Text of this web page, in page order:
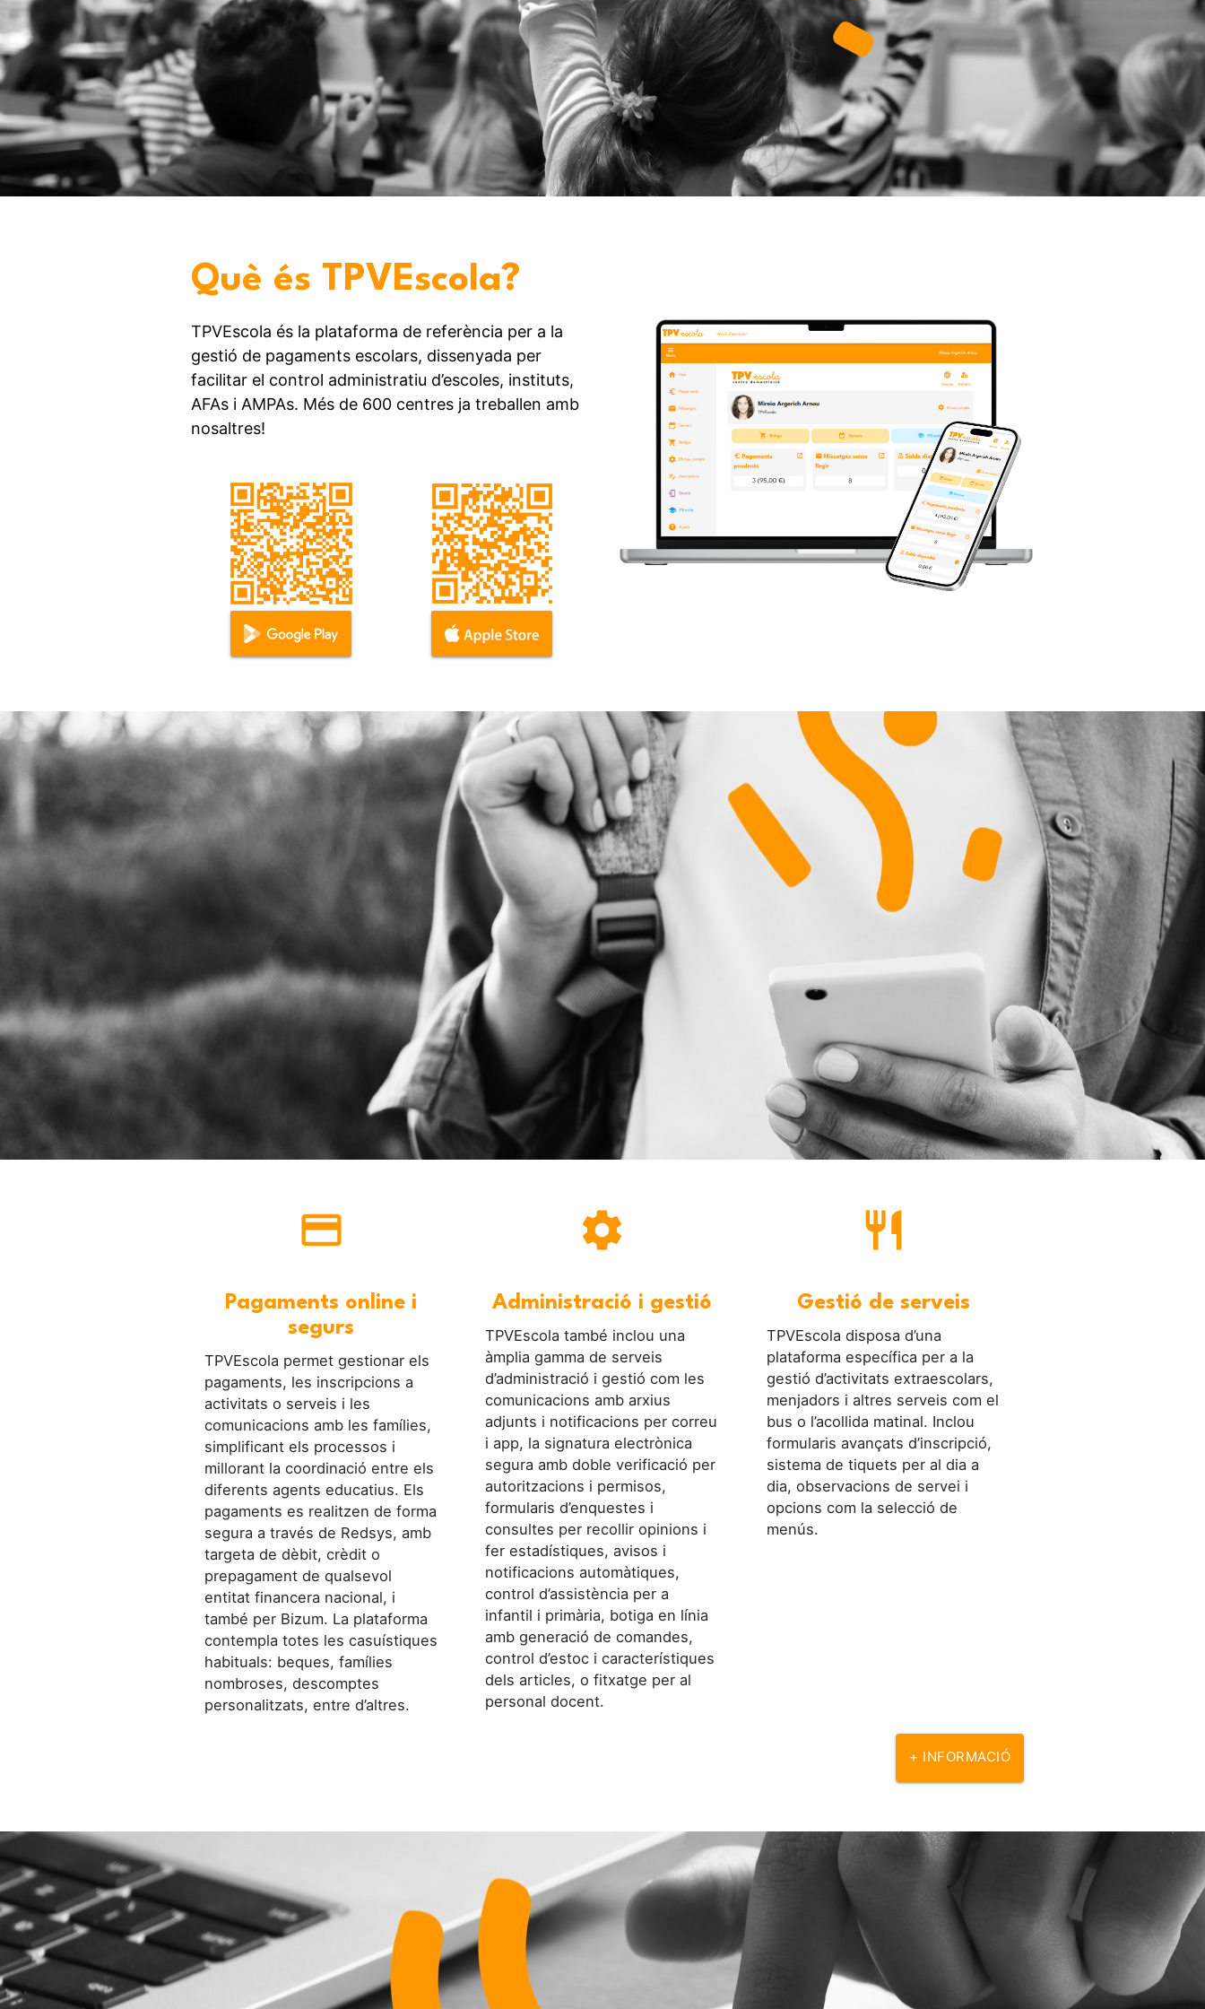
Què és TPVEscola?
TPVEscola és la plataforma de referència per a la
gestió de pagaments escolars, dissenyada per
facilitar el control administratiu d’escoles, instituts,
AFAs i AMPAs. Més de 600 centres ja treballen amb
nosaltres!
credit_card
Pagaments online i
segurs
TPVEscola permet gestionar els
pagaments, les inscripcions a
activitats o serveis i les
comunicacions amb les famílies,
simplificant els processos i
millorant la coordinació entre els
diferents agents educatius. Els
pagaments es realitzen de forma
segura a través de Redsys, amb
targeta de dèbit, crèdit o
prepagament de qualsevol
entitat financera nacional, i
també per Bizum. La plataforma
contempla totes les casuístiques
habituals: beques, famílies
nombroses, descomptes
personalitzats, entre d’altres.
settings
Administració i gestió
TPVEscola també inclou una
àmplia gamma de serveis
d’administració i gestió com les
comunicacions amb arxius
adjunts i notificacions per correu
i app, la signatura electrònica
segura amb doble verificació per
autoritzacions i permisos,
formularis d’enquestes i
consultes per recollir opinions i
fer estadístiques, avisos i
notificacions automàtiques,
control d’assistència per a
infantil i primària, botiga en línia
amb generació de comandes,
control d’estoc i característiques
dels articles, o fitxatge per al
personal docent.
restaurant
Gestió de serveis
TPVEscola disposa d’una
plataforma específica per a la
gestió d’activitats extraescolars,
menjadors i altres serveis com el
bus o l’acollida matinal. Inclou
formularis avançats d’inscripció,
sistema de tiquets per al dia a
dia, observacions de servei i
opcions com la selecció de
menús.
+ INFORMACIÓ